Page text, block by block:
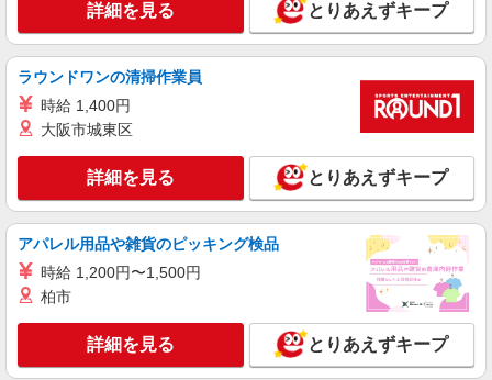
【実務者研修】 月給：269,500円 年収例：364
万円〜 【初任者研修・無資格】 月給：259,800円
年収例：351万円〜 ※職務手当、（東京都）居住
支援特別手当、日祝手当（月平均2回分）、夜勤手
当（月平均5回分）等、毎月平均的に支払われる手
当を含みます。 ※居住支援特別手当は勤続5年目
までの方はさらに1万円支給（再入社は除く） ◎
間外手当支給（超過1分〜）
東京都板橋区三園2丁目12-14
キープ 詳細を見る
アルバイト パート
そんぽの家S 板橋若木/2041bc3
登録ヘルパー
後】 時給1,620円〜 ＊早朝夜間：時給2,003円〜
＊日曜祝日：時給1,920円〜 ーーーーーーー
東京都板橋区若木3丁目3-1
キープ 詳細を見る
正社員
詳細を見る とりあえずキープ
ラウンドワンの清掃作業員
時給 1,400円
大阪市城東区
詳細を見る とりあえずキープ
アパレル用品や雑貨のピッキング検品
時給 1,200円〜1,500円
柏市
詳細を見る とりあえずキープ